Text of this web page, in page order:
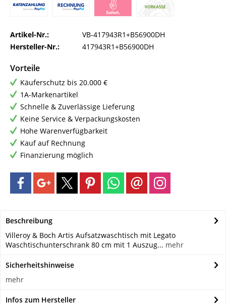
Artikel-Nr.:
VB-417943R1+B56900DH
Hersteller-Nr.:
417943R1+B56900DH
Vorteile
Käuferschutz bis 20.000 €
1A-Markenartikel
Schnelle & Zuverlässige Lieferung
Keine Service & Verpackungskosten
Hohe Warenverfügbarkeit
Kauf auf Rechnung
Finanzierung möglich
Beschreibung
Villeroy & Boch Artis Aufsatzwaschtisch mit Legato
Waschtischunterschrank 80 cm mit 1 Auszug... mehr
Sicherheitshinweise
mehr
Infos zum Hersteller